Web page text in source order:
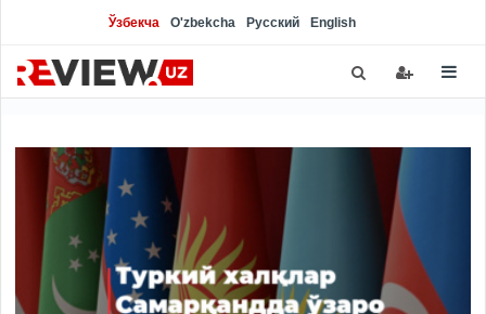
Ўзбекча O'zbekcha Русский English